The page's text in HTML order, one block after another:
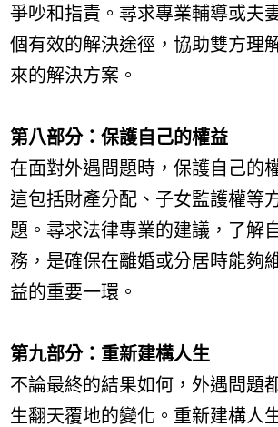
爭吵和指責。尋求專業輔導或夫
個有效的解決途徑，協助雙方理
來的解決方案。
第八部分：保護自己的權益
在面對外遇問題時，保護自己的
這包括財產分配、子女監護權等
題。尋求法律專業的建議，了解
務，是確保在離婚或分居時能夠
益的重要一環。
第九部分：重新建構人生
不論最終的結果如何，外遇問題
生翻天覆地的變化。重新建構人